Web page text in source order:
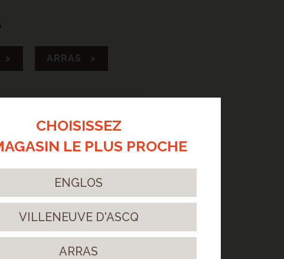
> ARRAS >
car il possède une
les bruits parasites.
une réelle
qui apporte une
CHOISISSEZ
LE PLUS PROCHE
ENGLOS
VILLENEUVE D'ASCQ
ARRAS